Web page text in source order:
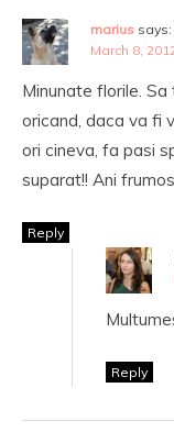
marius says:
March 8,
Minunate florile.
oricand, daca va fi
ori cineva, fa pasi
suparat!! Ani
Reply
Reply